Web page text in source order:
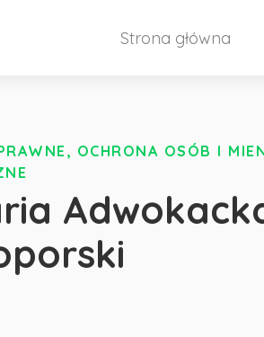
Strona główna
OCHRONA OSÓB I